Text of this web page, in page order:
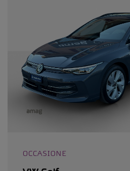
OCCASIONE